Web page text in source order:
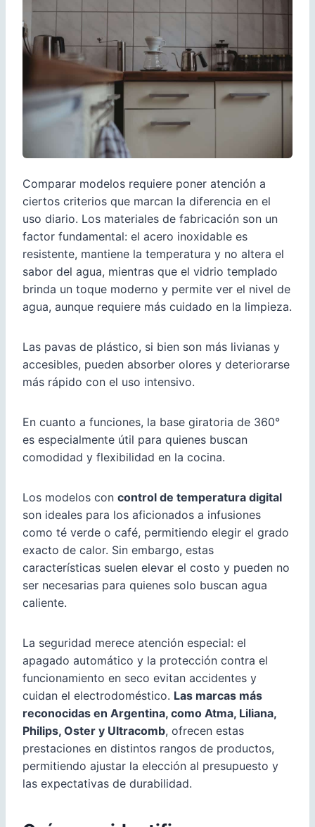
Comparar modelos requiere poner atención a
ciertos criterios que marcan la diferencia en el
uso diario. Los materiales de fabricación son un
factor fundamental: el acero inoxidable es
resistente, mantiene la temperatura y no altera el
sabor del agua, mientras que el vidrio templado
brinda un toque moderno y permite ver el nivel de
agua, aunque requiere más cuidado en la limpieza.
Las pavas de plástico, si bien son más livianas y
accesibles, pueden absorber olores y deteriorarse
más rápido con el uso intensivo.
En cuanto a funciones, la base giratoria de 360°
es especialmente útil para quienes buscan
comodidad y flexibilidad en la cocina.
Los modelos con control de temperatura digital
son ideales para los aficionados a infusiones
como té verde o café, permitiendo elegir el grado
exacto de calor. Sin embargo, estas
características suelen elevar el costo y pueden no
ser necesarias para quienes solo buscan agua
caliente.
La seguridad merece atención especial: el
apagado automático y la protección contra el
funcionamiento en seco evitan accidentes y
cuidan el electrodoméstico. Las marcas más
reconocidas en Argentina, como Atma, Liliana,
Philips, Oster y Ultracomb, ofrecen estas
prestaciones en distintos rangos de productos,
permitiendo ajustar la elección al presupuesto y
las expectativas de durabilidad.